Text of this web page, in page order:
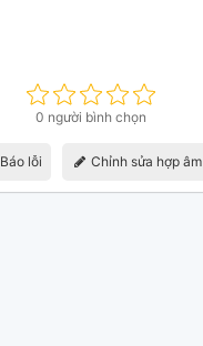
0 người bình chọn
Báo lỗi Chỉnh sửa hợp âm